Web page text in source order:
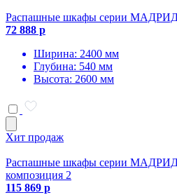
Распашные шкафы серии
72 888 р
Ширина: 2400 мм
Глубина: 540 мм
Высота: 2600 мм
Хит продаж
Распашные шкафы серии МАДРИД
композиция 2
115 869 р